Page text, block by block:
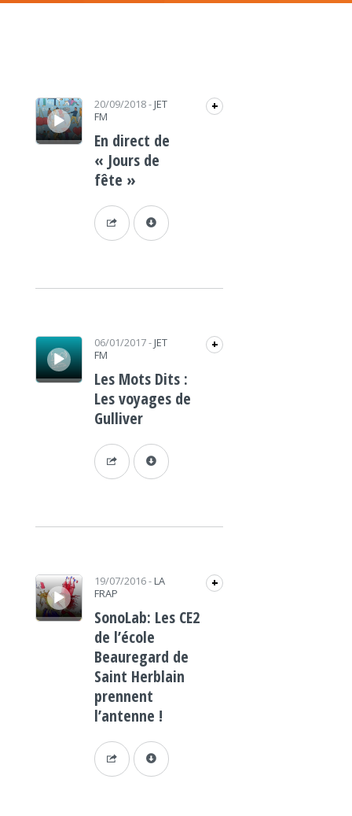
Lecteur audio 20/09/2018- JET
FM
+
En direct de
« Jours de
fête »
Lecteur audio 06/01/2017- JET
FM
+
Les Mots Dits :
Les voyages de
Gulliver
Lecteur audio 19/07/2016- LA
FRAP
+
SonoLab: Les CE2
de l’école
Beauregard de
Saint Herblain
prennent
l’antenne !